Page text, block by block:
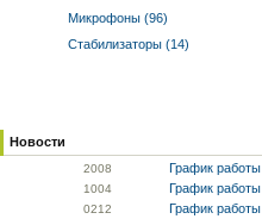
Микрофоны (96)
Стабилизаторы (14)
Новости
2008 График работы
1004 График работы
0212 График работы